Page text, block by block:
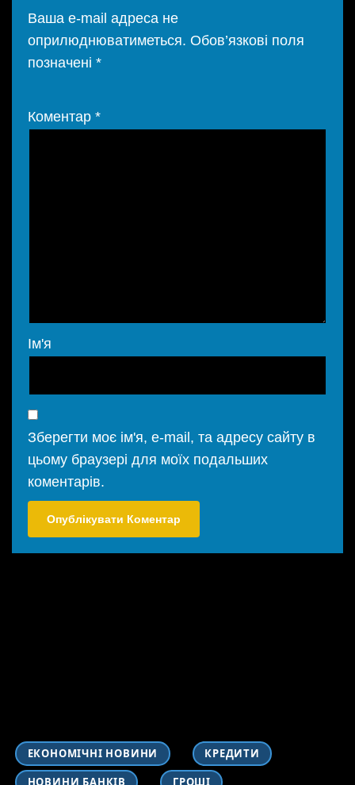
Ваша e-mail адреса не
оприлюднюватиметься. Обов’язкові поля
позначені *
Коментар *
Ім'я
Зберегти моє ім'я, e-mail, та адресу сайту в
цьому браузері для моїх подальших
коментарів.
ЕКОНОМІЧНІ НОВИНИ
КРЕДИТИ